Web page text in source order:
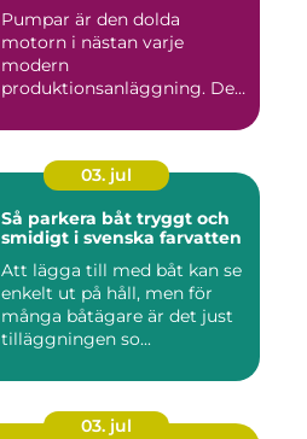
Pumpar är den dolda
motorn i nästan varje
modern
produktionsanläggning. De
03. jul
Så parkera båt tryggt och
smidigt i svenska farvatten
Att lägga till med båt kan se
enkelt ut på håll, men för
många båtägare är det just
tilläggningen so...
03. jul